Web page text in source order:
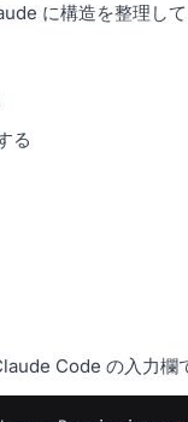
に構造を整理し
る
Code の入力欄